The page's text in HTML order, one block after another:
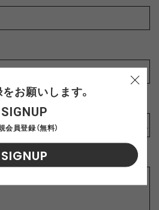
お願いします。
SIGNUP
会員登録（無料）
SIGNUP